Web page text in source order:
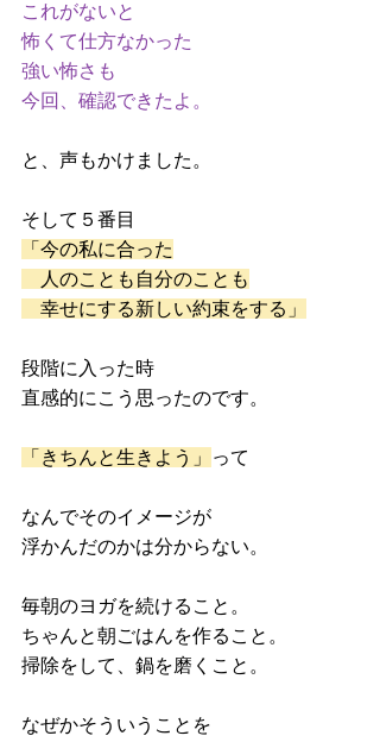
これがないと
怖くて仕方なかった
強い怖さも
今回、確認できたよ。
と、声もかけました。
そして５番目
「今の私に合った
人のことも自分のことも
幸せにする新しい約束をする」
段階に入った時
直感的にこう思ったのです。
「きちんと生きよう」 って
なんでそのイメージが
浮かんだのかは分からない。
毎朝のヨガを続けること。
ちゃんと朝ごはんを作ること。
掃除をして、鍋を磨くこと。
なぜかそういうことを